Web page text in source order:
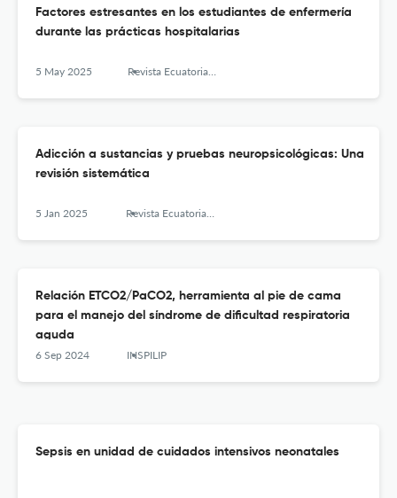
Factores estresantes en los estudiantes de enfermería
durante las prácticas hospitalarias
5 May 2025 Revista Ecuatoriana de Ciencia Tecnología e Innovación en Salud Pública
Adicción a sustancias y pruebas neuropsicológicas: Una
revisión sistemática
5 Jan 2025 Revista Ecuatoriana de Ciencia Tecnología e Innovación en Salud Pública
Relación ETCO2/PaCO2, herramienta al pie de cama
para el manejo del síndrome de dificultad respiratoria
aguda
6 Sep 2024 INSPILIP
Sepsis en unidad de cuidados intensivos neonatales